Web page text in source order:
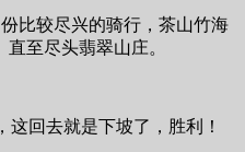
比较尽兴的骑行，茶山竹海
至尽头翡翠山庄。
回去就是下坡了，胜利！